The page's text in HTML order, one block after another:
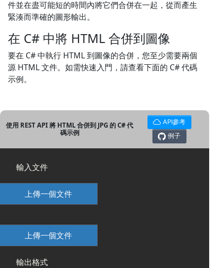
件並在盡可能短的時間內將它們合併在一起，從而產生
緊湊而準確的圖形輸出。
在 C# 中將 HTML 合併到圖像
要在 C# 中執行 HTML 到圖像的合併，您至少需要兩個
源 HTML 文件。如需快速入門，請查看下面的 C# 代碼
示例。
使用 REST API 將 HTML 合併到 JPG 的 C# 代
碼示例
API參考
例子
輸入文件
上傳一個文件
上傳一個文件
輸出格式